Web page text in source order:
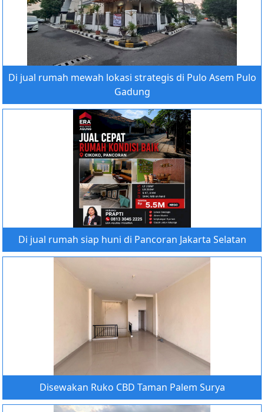
Di jual rumah mewah lokasi strategis di Pulo Asem Pulo
Gadung
Di jual rumah siap huni di Pancoran Jakarta Selatan
Disewakan Ruko CBD Taman Palem Surya